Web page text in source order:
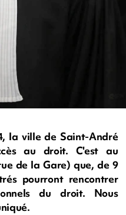
la ville de Saint-André
au droit. C'est au
de la Gare) que, de 9
pourront rencontrer
du droit. Nous